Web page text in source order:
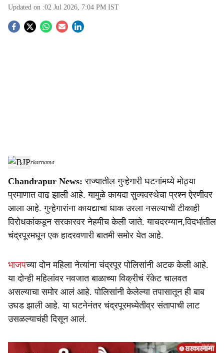
Updated on :02 Jul 2026, 7:04 PM IST
S
a
r
e
BJP- Sarkarnama
Chandrapur News: राज्यातील गुन्हेगारी घटनांमध्ये मोठ्या
प्रमाणात वाढ झाली आहे. यामुळे कायदा सुव्यवस्थेचा प्रश्न ऐरणीवर
आला आहे. गुन्हेगारांना कायद्याचा धाक उरला नसल्याची टीकाही
विरोधकांकडून सरकारवर नेहमीच केली जाते. याचदरम्यान,विदर्भातील
चंद्रपूरमधून एक हादरवणारी बातमी समोर येत आहे.
भाजपच्या दोन महिला नेत्यांना चंद्रपूर पोलिसांनी अटक केली आहे.
या दोन्ही महिलांवर नवजात बाळाच्या विक्रीचं रॅकेट चालवत
असल्याचा समोर आलं आहे. पोलिसांनी केलेल्या तपासातून ही बाब
उघड झाली आहे. या घटनेनंतर चंद्रपूरमध्येतीव्र संतापाची लाट
उसळल्याचंही दिसून आलं.